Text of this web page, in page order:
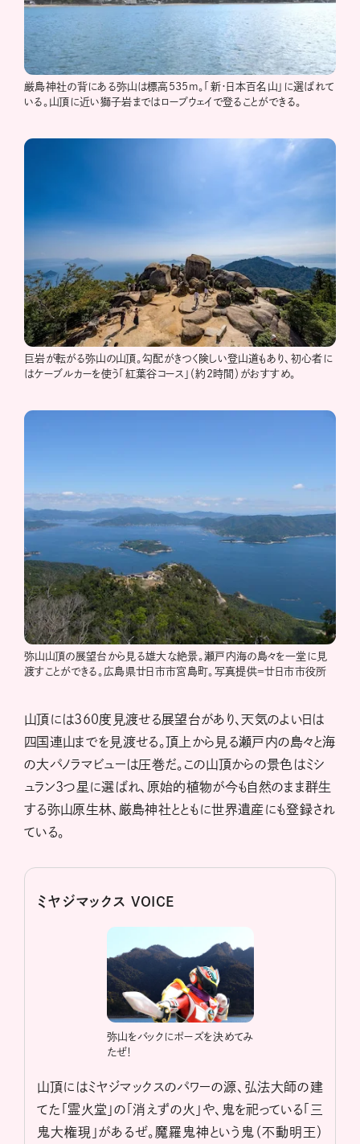
厳島神社の背にある弥山は標高535m。「新・日本百名山」に選ばれて
いる。山頂に近い獅子岩まではロープウェイで登ることができる。
巨岩が転がる弥山の山頂。勾配がきつく険しい登山道もあり、初心者に
はケーブルカーを使う「紅葉谷コース」（約2時間）がおすすめ。
弥山山頂の展望台から見る雄大な絶景。瀬戸内海の島々を一堂に見
渡すことができる。広島県廿日市市宮島町。写真提供＝廿日市市役所
山頂には360度見渡せる展望台があり、天気のよい日は
四国連山までを見渡せる。頂上から見る瀬戸内の島々と海
の大パノラマビューは圧巻だ。この山頂からの景色はミシ
ュラン3つ星に選ばれ、原始的植物が今も自然のまま群生
する弥山原生林、厳島神社とともに世界遺産にも登録され
ている。
ミヤジマックス VOICE
弥山をバックにポーズを決めてみ
たぜ！
山頂にはミヤジマックスのパワーの源、弘法大師の建
てた「霊火堂」の「消えずの火」や、鬼を祀っている「三
鬼大権現」があるぜ。魔羅鬼神という鬼（不動明王）